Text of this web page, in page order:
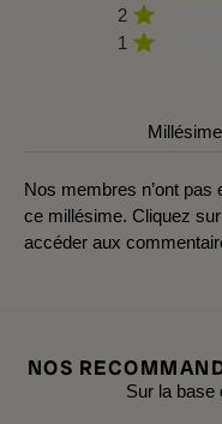
2
1
Nos membres n’ont
ce millésime. Cliquez
accéder aux
NOS
Sur la base